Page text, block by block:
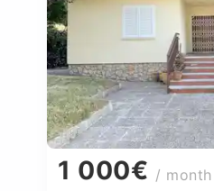
1 000€ / month